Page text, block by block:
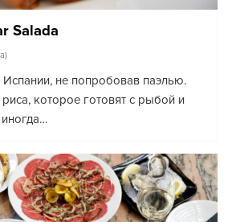
Salada
не попробовав паэлью.
которое готовят с рыбой и